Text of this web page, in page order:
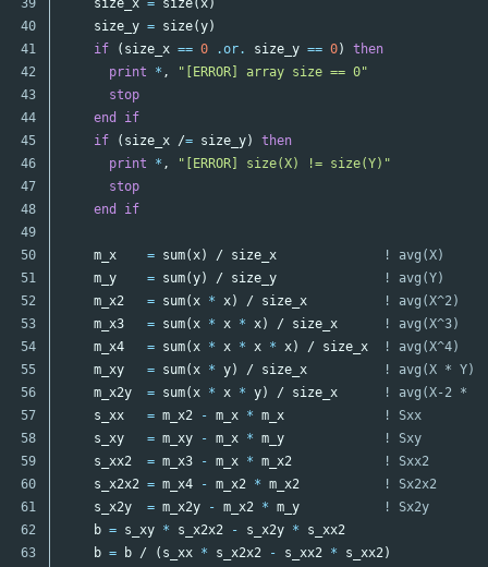
39
40
41
42
43
44
45
46
47
48
49
50
51
52
53
54
55
56
57
58
59
60
61
62
63
size_x = size(x)
size_y = size(y)
if
( size_x == 0 .or. size_y == 0)
then
print
* ,
"[ERROR] array size == 0"
stop
end
if
if
( size_x /= size_y)
then
print
* ,
"[ERROR] size(X) != size(Y)"
stop
end
if
m_x = sum(x) / size_x
! avg(X)
m_y
= sum(y) / size_y
! avg(Y)
m_x2
= sum(x * x) / size_x
! avg(X^2)
m_x3
= sum(x * x * x) / size_x
! avg(X^3)
m_x4
= sum(x * x * x * x) / size_x
! avg(X^4)
m_xy
= sum(x * y) / size_x
! avg(X * Y)
m_x2y
= sum(x * x * y) / size_x
! avg(X-2 *
s_xx
= m_x2 - m_x * m_x
! Sxx
s_xy
= m_xy - m_x * m_y
! Sxy
s_xx2
= m_x3 - m_x * m_x2
! Sxx2
s_x2x2 = m_x4 - m_x2 * m_x2
! Sx2x2
s_x2y
= m_x2y - m_x2 * m_y
! Sx2y
b = s_xy * s_x2x2 - s_x2y *
s_xx2
b = b / ( s_xx * s_x2x2 - s_xx2 * s_xx2)